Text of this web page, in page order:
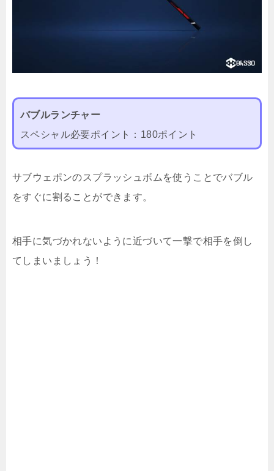
バブルランチャー
スペシャル必要ポイント：180ポイント
サブウェポンのスプラッシュボムを使うことでバブル
をすぐに割ることができます。
相手に気づかれないように近づいて一撃で相手を倒し
てしまいましょう！